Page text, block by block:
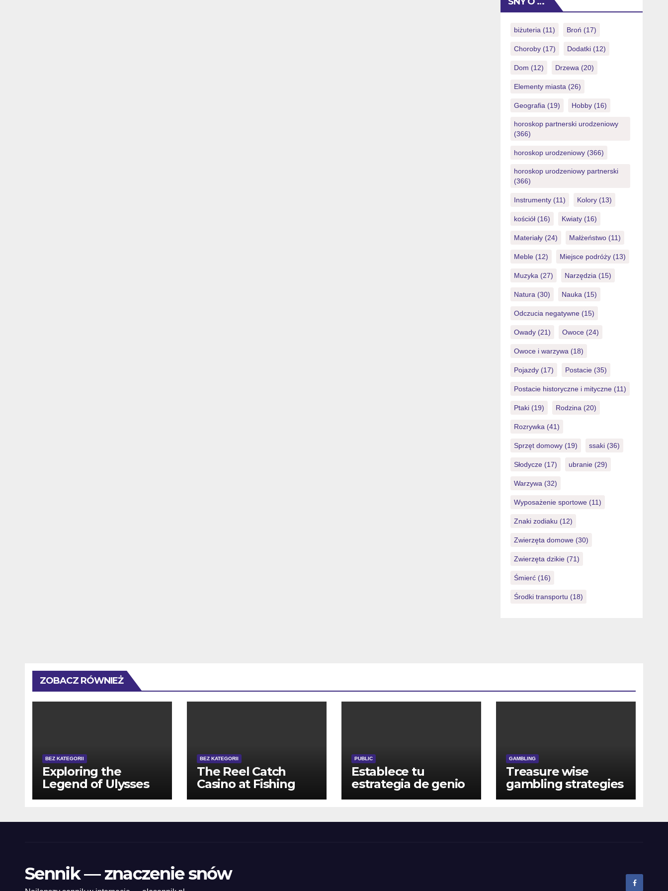
responsable. Esto […]
mindset. Wise gambling strategies
risks involved. This means
guaranteed and that losses are a
possibility. Setting clear financial limits
biżuteria(11) Broń (17)
Choroby(17) Dodatki(12)
Dom (12) Drzewa(20)
Elementy miasta(26)
Geografia(19) Hobby(16)
horoskop partnerski urodzeniowy
(366)
horoskop urodzeniowy(366)
horoskop urodzeniowy partnerski
(366)
Instrumenty(11) Kolory(13)
kościół(16) Kwiaty(16)
Materiały(24) Małżeństwo(11)
Meble(12) Miejsce podróży(13)
Muzyka(27) Narzędzia(15)
Natura(30) Nauka(15)
Odczucia negatywne(15)
Owady(21) Owoce(24)
Owoce i warzywa(18)
Pojazdy(17) Postacie(35)
Postacie historyczne i mityczne(11)
Ptaki(19) Rodzina(20)
Rozrywka(41)
Sprzęt domowy(19) ssaki(36)
Słodycze(17) ubranie(29)
Warzywa(32)
Wyposażenie sportowe(11)
Znaki zodiaku (12)
Zwierzęta domowe(30)
Zwierzęta dzikie(71)
Śmierć(16)
Środki transportu (18)
ZOBACZ RÓWNIEŻ
BEZ KATEGORII
Exploring the
Legend of Ulysses
on Ulisse Slot
BEZ KATEGORII
The Reel Catch
Casino at Fishing
Depot
PUBLIC
Establece tu
estrategia de genio
para una aventura
gratificante
GAMBLING
Treasure wise
gambling strategies
and manage your
Sennik — znaczenie snów